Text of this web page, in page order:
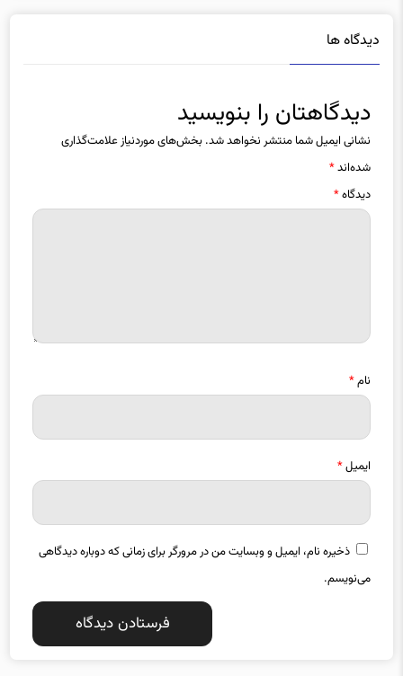
نشانی ایمیل شما منتشر نخواهد شد.بخش‌های موردنیاز علامت‌گذاری
شده‌اند*
دیدگاه*
ایمیل*
ذخیره نام، ایمیل و وبسایت من در مرورگر برای زمانی که دوباره دیدگاهی
می‌نویسم.